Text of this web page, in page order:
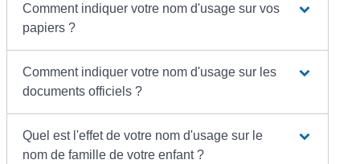
Comment indiquer votre nom d'usage sur vos
papiers ?
Comment indiquer votre nom d'usage sur les
documents officiels ?
Quel est l'effet de votre nom d'usage sur le
nom de famille de votre enfant ?